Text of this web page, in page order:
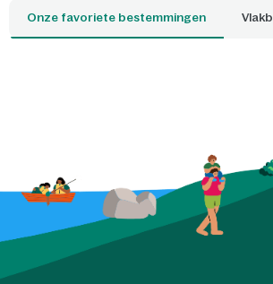
Onze favoriete bestemmingen